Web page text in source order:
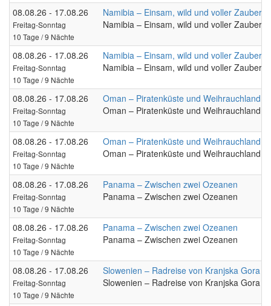
08.08.26 - 17.08.26
Freitag-Sonntag
10 Tage / 9 Nächte
Namibia – Einsam, wild und voller Zauber
Namibia – Einsam, wild und voller Zauber
08.08.26 - 17.08.26
Freitag-Sonntag
10 Tage / 9 Nächte
Namibia – Einsam, wild und voller Zauber
Namibia – Einsam, wild und voller Zauber
08.08.26 - 17.08.26
Freitag-Sonntag
10 Tage / 9 Nächte
Oman – Piratenküste und Weihrauchland
Oman – Piratenküste und Weihrauchland
08.08.26 - 17.08.26
Freitag-Sonntag
10 Tage / 9 Nächte
Oman – Piratenküste und Weihrauchland
Oman – Piratenküste und Weihrauchland
08.08.26 - 17.08.26
Freitag-Sonntag
10 Tage / 9 Nächte
Panama – Zwischen zwei Ozeanen
Panama – Zwischen zwei Ozeanen
08.08.26 - 17.08.26
Freitag-Sonntag
10 Tage / 9 Nächte
Panama – Zwischen zwei Ozeanen
Panama – Zwischen zwei Ozeanen
08.08.26 - 17.08.26
Freitag-Sonntag
10 Tage / 9 Nächte
Slowenien – Radreise von Kranjska Gora
Slowenien – Radreise von Kranjska Gora